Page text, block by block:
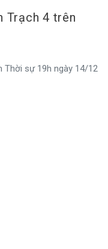
Trạch 4 trên
Thời sự 19h ngày 14/12